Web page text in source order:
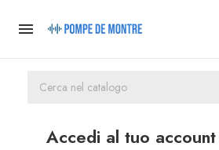

Accedi al tuo account